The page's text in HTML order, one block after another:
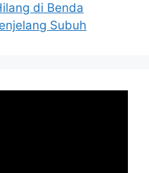
di Benda
Subuh